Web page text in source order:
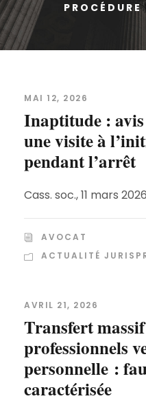
MAI 12, 2026
Inaptitude :
une visite à
pendant l’arrêt
Cass. soc., 11 mars
AVOCAT
ACTUALITÉ
AVRIL 21, 2026
Transfert
professionnels
personnelle :
caractérisée